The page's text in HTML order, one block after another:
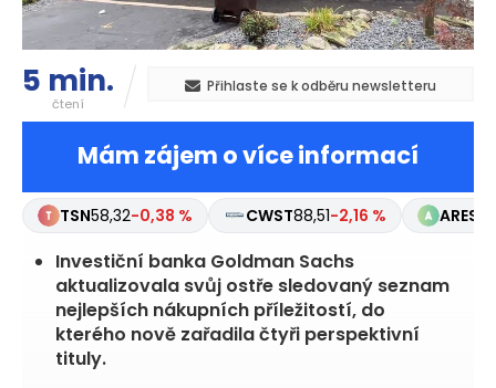
5 min.
čtení
Přihlaste se k odběru newsletteru
Mám zájem o více informací
TSN58,32-0,38 % TPG49,56+2,16 % CWST
Investiční banka Goldman Sachs
aktualizovala svůj ostře sledovaný seznam
nejlepších nákupních příležitostí, do
kterého nově zařadila čtyři perspektivní
tituly.